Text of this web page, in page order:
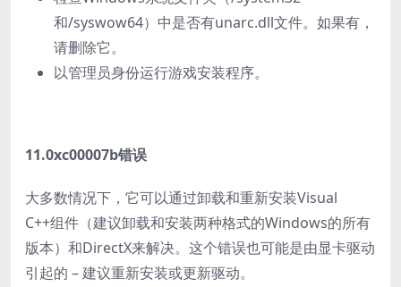
和/syswow64）中是否有unarc.dll文件。如果有，
请删除它。
以管理员身份运行游戏安装程序。
11.0xc00007b错误
大多数情况下，它可以通过卸载和重新安装Visual
C++组件（建议卸载和安装两种格式的Windows的所有
版本）和DirectX来解决。这个错误也可能是由显卡驱动
引起的 – 建议重新安装或更新驱动。